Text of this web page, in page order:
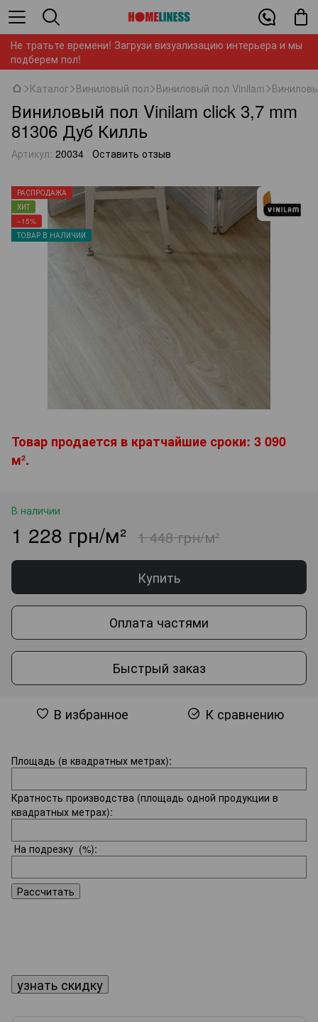
Не тратьте времени! Загрузи визуализацию интерьера и мы
подберем пол!
Каталог Виниловый пол Виниловый пол Vinilam
Виниловый пол Vinilam click 3,7 mm
81306 Дуб Килль
Артикул: 20034 Оставить отзыв
РАСПРОДАЖА
ХИТ
−15%
ТОВАР В НАЛИЧИИ
Товар продается в кратчайшие сроки: 3 090
м².
В наличии
1 228 грн/м² 1 448 грн/м²
Купить
Оплата частями
Быстрый заказ
В избранное К сравнению
Площадь (в квадратных метрах):
Кратность производства (площадь одной продукции в
квадратных метрах):
На подрезку (%):
Рассчитать
узнать скидку